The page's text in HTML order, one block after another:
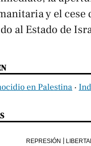
y el cese
al Estado de
en Palestina ‧
REPRESIÓN